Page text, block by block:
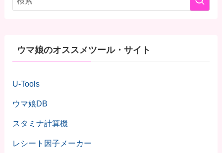
ウマ娘のオススメツール・サイト
U-Tools
ウマ娘DB
スタミナ計算機
レシート因子メーカー